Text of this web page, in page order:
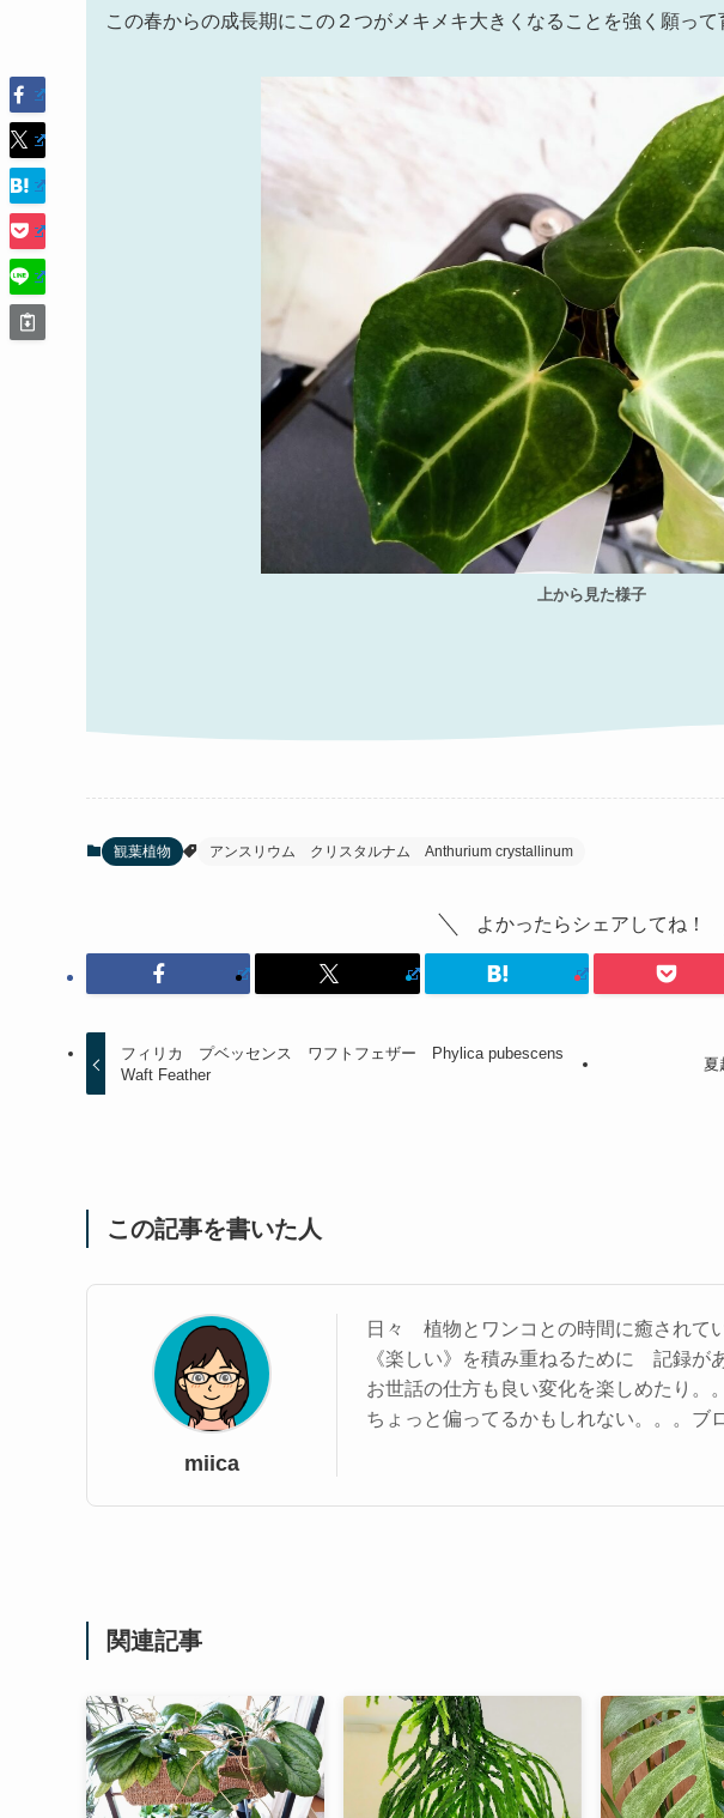
この春からの成長期にこの２つがメキメキ大きくなることを強く願っ
上から見た様子
観葉植物 アンスリウム クリスタルナム Anthurium crystallinum
よかったらシェアしてね！
フィリカ プベッセンス ワフトフェザー Phylica pubescens
Waft Feather
夏
この記事を書いた人
miica
日々 植物とワンコとの時間に癒されて
《楽しい》を積み重ねるために 記録が
お世話の仕方も良い変化を楽しめたり。。
ちょっと偏ってるかもしれない。。。ブ
関連記事